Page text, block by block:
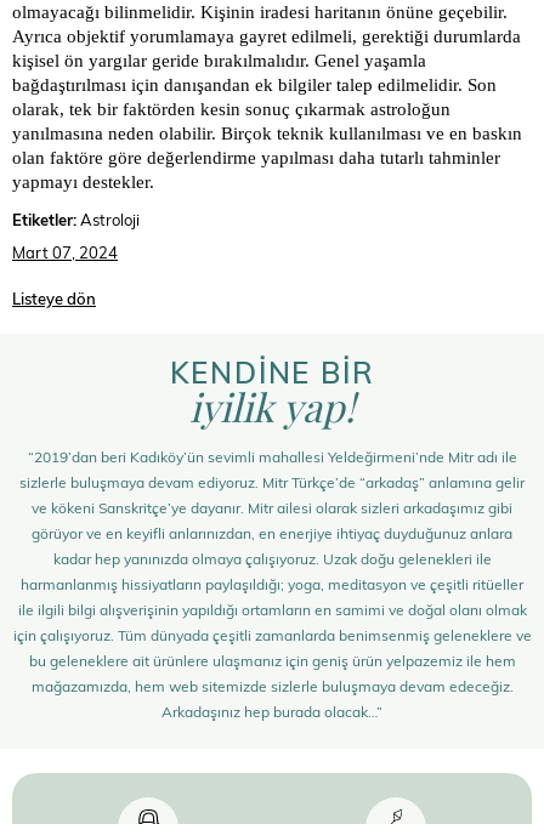
olmayacağı bilinmelidir. Kişinin iradesi haritanın önüne geçebilir.
Ayrıca objektif yorumlamaya gayret edilmeli, gerektiği durumlarda
kişisel ön yargılar geride bırakılmalıdır. Genel yaşamla
bağdaştırılması için danışandan ek bilgiler talep edilmelidir. Son
olarak, tek bir faktörden kesin sonuç çıkarmak astroloğun
yanılmasına neden olabilir. Birçok teknik kullanılması ve en baskın
olan faktöre göre değerlendirme yapılması daha tutarlı tahminler
yapmayı destekler.
Etiketler:Astroloji
Mart 07, 2024
Listeye dön
KENDİNE BİR
iyilik yap!
“2019’dan beri Kadıköy’ün sevimli mahallesi Yeldeğirmeni’nde Mitr adı ile
sizlerle buluşmaya devam ediyoruz. Mitr Türkçe’de “arkadaş” anlamına gelir
ve kökeni Sanskritçe’ye dayanır. Mitr ailesi olarak sizleri arkadaşımız gibi
görüyor ve en keyifli anlarınızdan, en enerjiye ihtiyaç duyduğunuz anlara
kadar hep yanınızda olmaya çalışıyoruz. Uzak doğu gelenekleri ile
harmanlanmış hissiyatların paylaşıldığı; yoga, meditasyon ve çeşitli ritüeller
ile ilgili bilgi alışverişinin yapıldığı ortamların en samimi ve doğal olanı olmak
için çalışıyoruz. Tüm dünyada çeşitli zamanlarda benimsenmiş geleneklere ve
bu geleneklere ait ürünlere ulaşmanız için geniş ürün yelpazemiz ile hem
mağazamızda, hem web sitemizde sizlerle buluşmaya devam edeceğiz.
Arkadaşınız hep burada olacak…”